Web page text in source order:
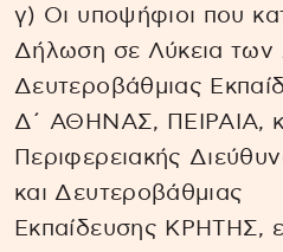
γ) Οι υποψήφιοι που
Δήλωση σε Λύκεια των
Δευτεροβάθμιας
Δ΄ ΑΘΗΝΑΣ, ΠΕΙΡΑΙΑ,
Περιφερειακής
και Δευτεροβάθμιας
Εκπαίδευσης ΚΡΗΤΗΣ,